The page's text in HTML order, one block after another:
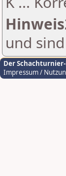
und
Der
Impressum /